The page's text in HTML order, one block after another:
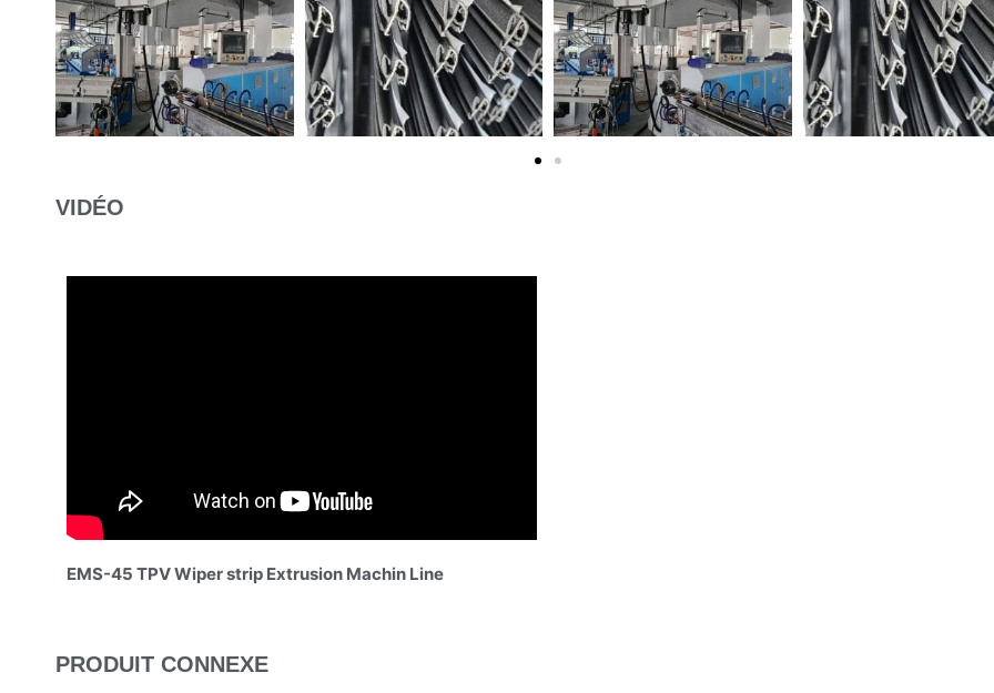
VIDÉO
EMS-45 TPV Wiper strip Extrusion Machin Line
PRODUIT CONNEXE